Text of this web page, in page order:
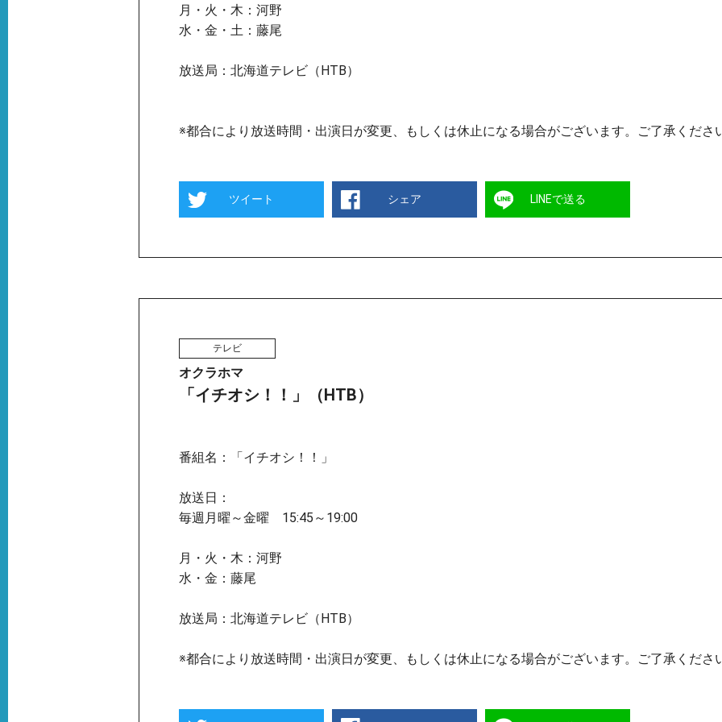
月・火・木：河野
水・金・土：藤尾
放送局：北海道テレビ（HTB）
※都合により放送時間・出演日が変更、もしくは休止になる場合がございます。ご了承くださ
ツイート シェア LINEで送る
テレビ
オクラホマ
「イチオシ！！」（HTB）
番組名：「イチオシ！！」
放送日：
毎週月曜～金曜 15:45～19:00
月・火・木：河野
水・金：藤尾
放送局：北海道テレビ（HTB）
※都合により放送時間・出演日が変更、もしくは休止になる場合がございます。ご了承くださ